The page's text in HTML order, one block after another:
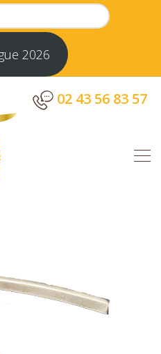
2026
02 43 56 83 57